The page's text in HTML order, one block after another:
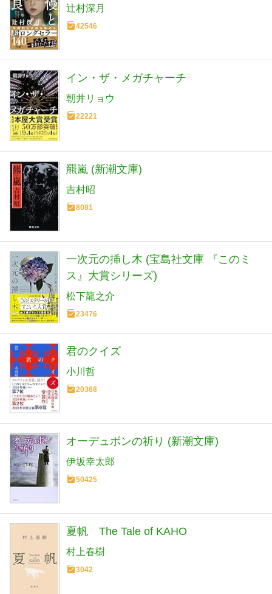
辻村深月
42546
イン・ザ・メガチャーチ
朝井リョウ
22221
羆嵐 (新潮文庫)
吉村昭
8081
一次元の挿し木 (宝島社文庫 『このミ
ス』大賞シリーズ)
松下龍之介
23476
君のクイズ
小川哲
20368
オーデュボンの祈り (新潮文庫)
伊坂幸太郎
50425
夏帆 The Tale of KAHO
村上春樹
3042